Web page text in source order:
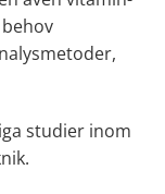
studier inom